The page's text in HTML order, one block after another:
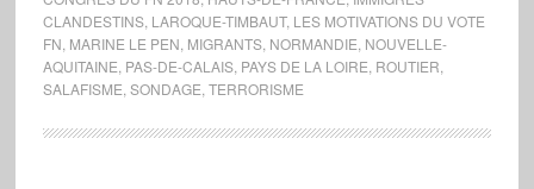
CLANDESTINS, LAROQUE-TIMBAUT, LES MOTIVATIONS DU VOTE
FN MARINE LE PEN MIGRANTS, NORMANDIE NOUVELLE-
AQUITAINE PAS-DE-CALAIS, PAYS DE LA LOIRE ROUTIER
SALAFISME SONDAGE TERRORISME